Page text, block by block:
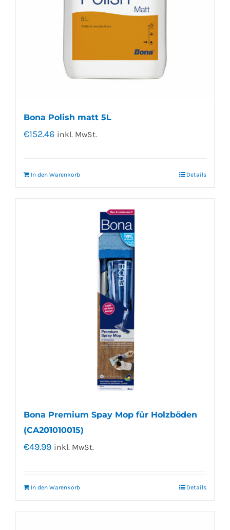
Bona Polish matt 5L
€152.46 inkl. MwSt.
In den Warenkorb Details
Bona Premium Spay Mop für Holzböden
(CA201010015)
€49.99 inkl. MwSt.
In den Warenkorb Details